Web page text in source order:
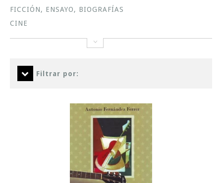
FICCIÓN, ENSAYO, BIOGRAFÍAS
CINE
Filtrar por: